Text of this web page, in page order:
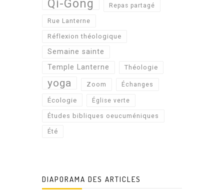
Qi-Gong Repas partagé
Rue Lanterne
Réflexion théologique
Semaine sainte
Temple Lanterne
Théologie
yoga Zoom Échanges
Écologie Église verte
Études bibliques oeucuméniques
Été
DIAPORAMA DES ARTICLES